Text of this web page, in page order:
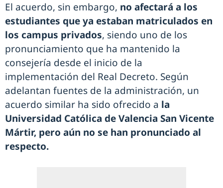
El acuerdo, sin embargo, no afectará a los
estudiantes que ya estaban matriculados en
los campus privados, siendo uno de los
pronunciamiento que ha mantenido la
consejería desde el inicio de la
implementación del Real Decreto. Según
adelantan fuentes de la administración, un
acuerdo similar ha sido ofrecido a la
Universidad Católica de Valencia San Vicente
Mártir, pero aún no se han pronunciado al
respecto.